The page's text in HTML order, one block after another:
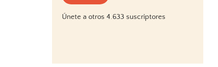
Únete a otros 4.633 suscriptores